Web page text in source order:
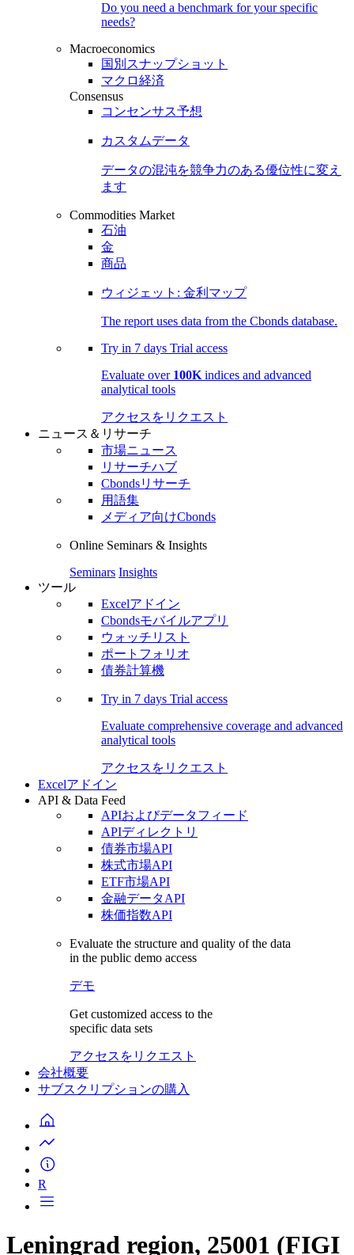
Do you need a benchmark for your specific
needs?
Macroeconomics
国別スナップショット
マクロ経済
Consensus
コンセンサス予想
カスタムデータ
データの混沌を競争力のある優位性に変え
ます
Commodities Market
石油
金
商品
ウィジェット: 金利マップ
The report uses data from the Cbonds database.
Try in 7 days Trial access
Evaluate over 100K indices and advanced
analytical tools
アクセスをリクエスト
ニュース＆リサーチ
市場ニュース
リサーチハブ
Cbondsリサーチ
用語集
メディア向けCbonds
Online Seminars & Insights
Seminars Insights
ツール
Excelアドイン
Cbondsモバイルアプリ
ウォッチリスト
ポートフォリオ
債券計算機
Try in 7 days Trial access
Evaluate comprehensive coverage and advanced
analytical tools
アクセスをリクエスト
Excelアドイン
API & Data Feed
APIおよびデータフィード
APIディレクトリ
債券市場API
株式市場API
ETF市場API
金融データAPI
株価指数API
Evaluate the structure and quality of the data
in the public demo access
デモ
Get customized access to the
specific data sets
アクセスをリクエスト
会社概要
サブスクリプションの購入
R
Leningrad region, 25001 (FIGI